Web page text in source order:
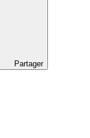
Partager